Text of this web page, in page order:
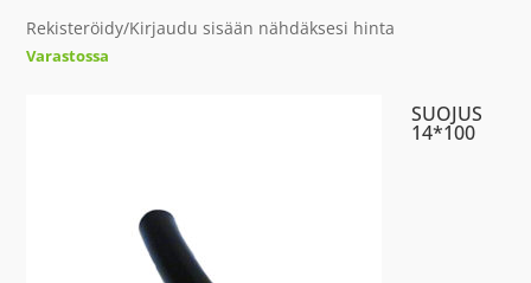
Rekisteröidy/Kirjaudu sisään nähdäksesi hinta
Varastossa
SUOJUS
14*100